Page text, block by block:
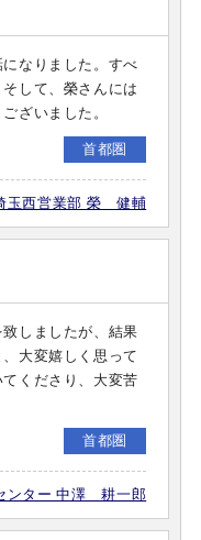
なりました。すべ
して、榮さんには
ざいました。
首都圏
玉西営業部 榮 健輔
しましたが、結果
大変嬉しく思って
くださり、大変苦
首都圏
ンター 中澤 耕一郎